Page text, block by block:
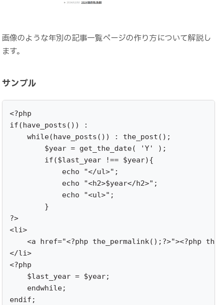
画像のような年別の記事一覧ページの作り方について解説し
ます。
サンプル
<?php
if(have_posts()) :
    while(have_posts()) : the_post();
$year = get_the_date(
        if($last_year !== $year){
            echo "</ul>";
            echo "<h2>$year</h2>";
            echo "<ul>";
        }
?>
<li>
<a href="<?php the_permalink();?>"><?php
</li>
<?php
    $last_year = $year;
    endwhile;
endif;